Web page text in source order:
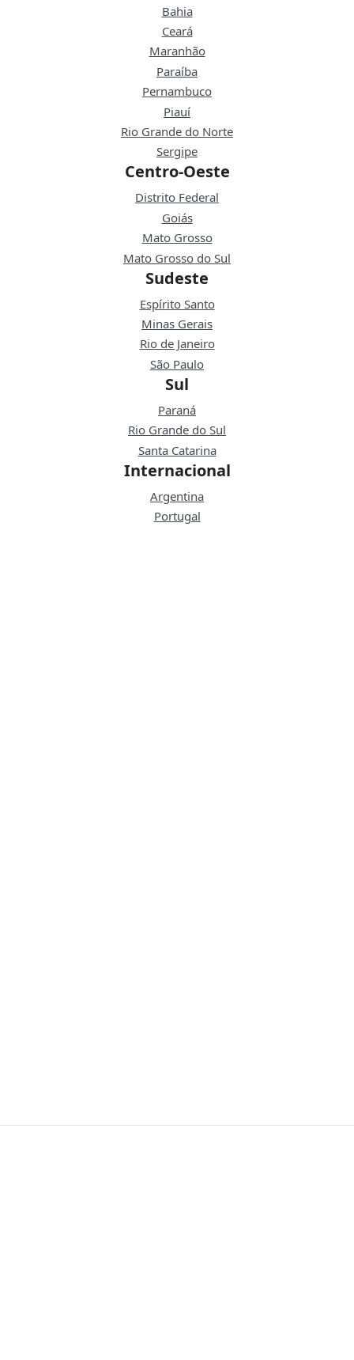
Bahia
Ceará
Maranhão
Paraíba
Pernambuco
Piauí
Rio Grande do Norte
Sergipe
Centro-Oeste
Distrito Federal
Goiás
Mato Grosso
Mato Grosso do Sul
Sudeste
Espírito Santo
Minas Gerais
Rio de Janeiro
São Paulo
Sul
Paraná
Rio Grande do Sul
Santa Catarina
Internacional
Argentina
Portugal